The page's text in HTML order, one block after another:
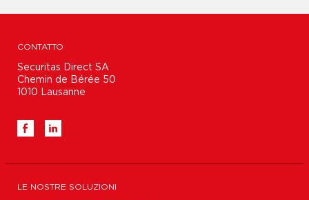
LE NOSTRE SOLUZIONI
CONTATTO
Securitas Direct SA
Chemin de Bérée 50
1010 Lausanne